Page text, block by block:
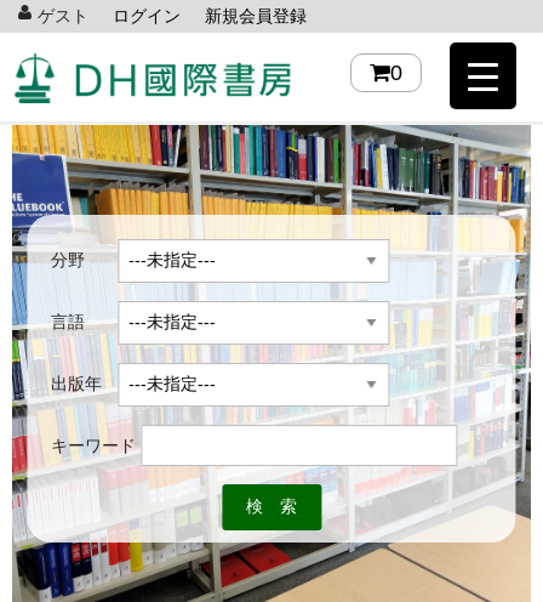
ゲスト ログイン 新規会員登録
0
分野
言語
出版年
キーワード